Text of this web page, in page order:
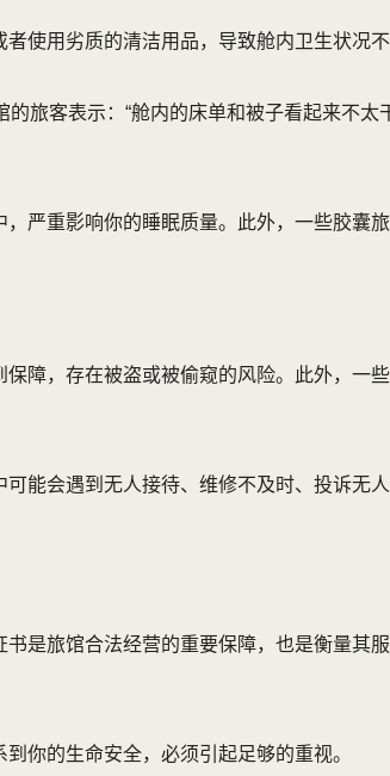
使用劣质的清洁用品，导致舱内卫生状况
旅客表示：“舱内的床单和被子看起来不太
严重影响你的睡眠质量。此外，一些胶囊
障，存在被盗或被偷窥的风险。此外，一
能会遇到无人接待、维修不及时、投诉无
是旅馆合法经营的重要保障，也是衡量其
你的生命安全，必须引起足够的重视。